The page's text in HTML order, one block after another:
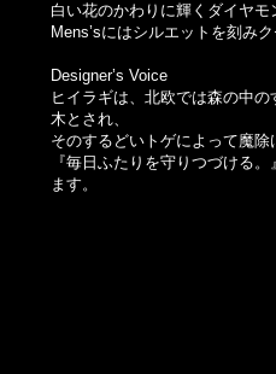
白い花のかわりに輝くダイヤモ
Mens’sにはシルエットを刻み
Designer’s Voice
ヒイラギは、北欧では森の中
木とされ、
そのするどいトゲによって魔除
『毎日ふたりを守りつづける
ます。